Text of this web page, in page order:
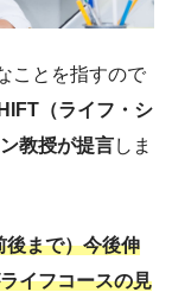
ことを指すので
（ライフ・シ
教授が提言しま
後まで）今後伸
イフコースの見